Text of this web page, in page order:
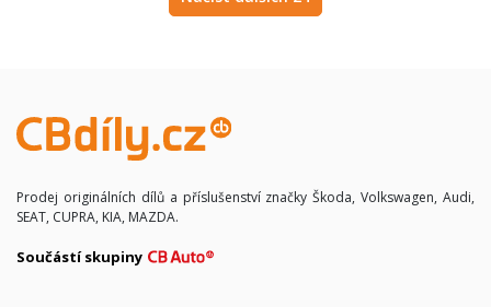
Prodej originálních dílů a příslušenství značky Škoda, Volkswagen, Audi,
SEAT, CUPRA, KIA, MAZDA.
Součástí skupiny